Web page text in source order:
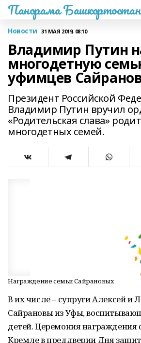
Панорама
Новости 31 МАЯ 2019, 08:10
Владимир Путин
многодетную
уфимцев
Президент Российской
Владимир Путин вручил
«Родительская слава»
многодетных семей.
Награждение семьи Сайрановых
В их числе – супруги Алексей и
Сайрановы из Уфы,
детей. Церемония награждения
Кремле в преддверии Дня